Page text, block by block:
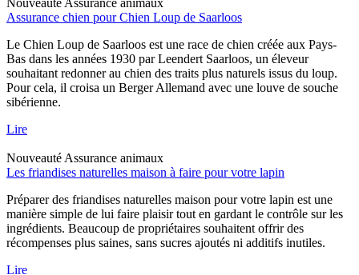
Assurance chien pour Chien Loup de Saarloos
Le Chien Loup de Saarloos est une race de chien créée aux Pays-
Bas dans les années 1930 par Leendert Saarloos, un éleveur
souhaitant redonner au chien des traits plus naturels issus du loup.
Pour cela, il croisa un Berger Allemand avec une louve de souche
sibérienne.
Lire
Nouveauté Assurance animaux
Les friandises naturelles maison à faire pour votre lapin
Préparer des friandises naturelles maison pour votre lapin est une
manière simple de lui faire plaisir tout en gardant le contrôle sur les
ingrédients. Beaucoup de propriétaires souhaitent offrir des
récompenses plus saines, sans sucres ajoutés ni additifs inutiles.
Lire